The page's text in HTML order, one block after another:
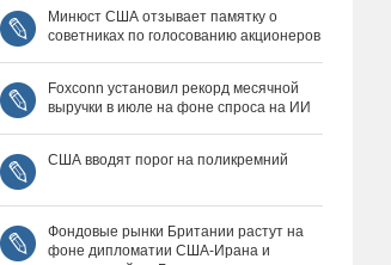
Минюст США отзывает памятку о
советниках по голосованию акционеров
Foxconn установил рекорд месячной
выручки в июле на фоне спроса на ИИ
США вводят порог на поликремний
Фондовые рынки Британии растут на
фоне дипломатии США‑Ирана и